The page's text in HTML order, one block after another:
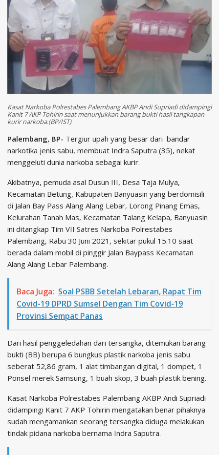
Kasat Narkoba Polrestabes Palembang AKBP Andi Supriadi didampingi
Kanit 7 AKP Tohirin saat menunjukkan barang bukti hasil tangkapan
kurir narkoba.(BP/IST)
Palembang, BP- Tergiur upah yang besar dari bandar
narkotika jenis sabu, membuat Indra Saputra (35), nekat
menggeluti dunia narkoba sebagai kurir.
Akibatnya, pemuda asal Dusun III, Desa Taja Mulya,
Kecamatan Betung, Kabupaten Banyuasin yang berdomisili
di Jalan Bay Pass Alang Alang Lebar, Lorong Pinang Emas,
Kelurahan Tanah Mas, Kecamatan Talang Kelapa, Banyuasin
ini ditangkap Tim VII Satres Narkoba Polrestabes
Palembang, Rabu 30 Juni 2021, sekitar pukul 15.10 saat
berada dalam mobil di pinggir Jalan Baypass Kecamatan
Alang Alang Lebar Palembang.
Baca Juga: Soal PSBB Setelah Lebaran, Rapat Tim
Covid-19 DPRD Sumsel Dengan Tim Covid-19
Provinsi Sempat Panas
Dari hasil penggeledahan dari tersangka, ditemukan barang
bukti (BB) berupa 6 bungkus plastik narkoba jenis sabu
seberat 52,86 gram, 1 alat timbangan digital, 1 dompet, 1
Ponsel merek Samsung, 1 buah skop, 3 buah plastik bening.
Kasat Narkoba Polrestabes Palembang AKBP Andi Supriadi
didampingi Kanit 7 AKP Tohirin mengatakan benar pihaknya
sudah mengamankan seorang tersangka diduga melakukan
tindak pidana narkoba bernama Indra Saputra.